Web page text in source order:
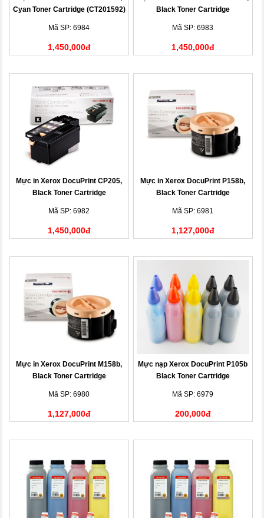
Cyan Toner Cartridge (CT201592)
Mã SP: 6984
1,450,000đ
Black Toner Cartridge
Mã SP: 6983
1,450,000đ
Mực in Xerox DocuPrint CP205,
Black Toner Cartridge
Mã SP: 6982
1,450,000đ
Mực in Xerox DocuPrint P158b,
Black Toner Cartridge
Mã SP: 6981
1,127,000đ
Mực in Xerox DocuPrint M158b,
Black Toner Cartridge
Mã SP: 6980
1,127,000đ
Mực nạp Xerox DocuPrint P105b
Black Toner Cartridge
Mã SP: 6979
200,000đ